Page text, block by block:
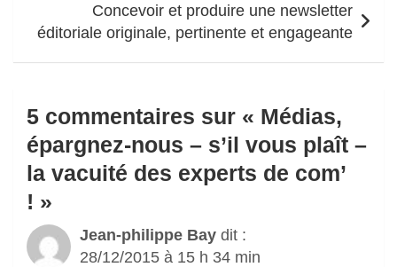
Concevoir et produire une newsletter
éditoriale originale, pertinente et engageante
5 commentaires sur « Médias,
épargnez-nous – s’il vous plaît –
la vacuité des experts de com’
! »
Jean-philippe Bay dit :
28/12/2015 à 15 h 34 min